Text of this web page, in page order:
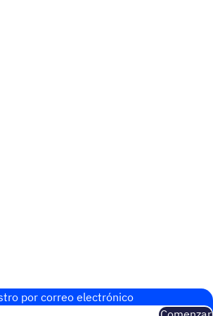
por correo electrónico